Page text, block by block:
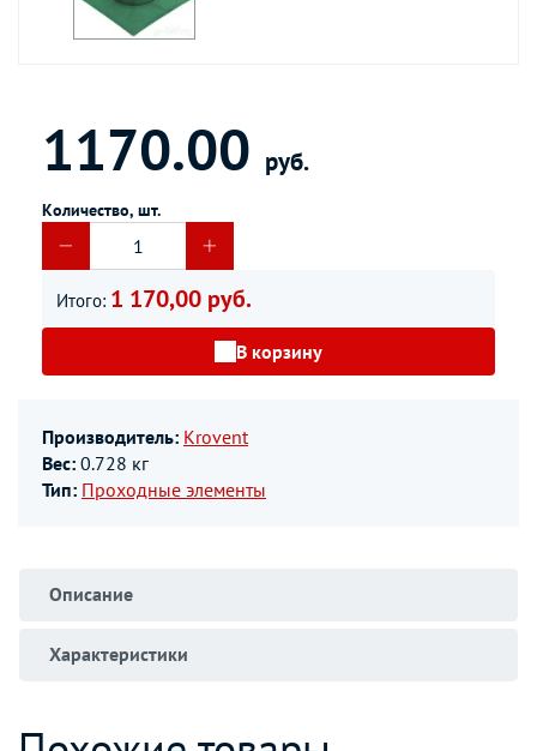
1170.00 руб.
Количество, шт.
Итого: 1 170,00 руб.
В корзину
Производитель: Krovent
Вес: 0.728 кг
Тип: Проходные элементы
Описание
Характеристики